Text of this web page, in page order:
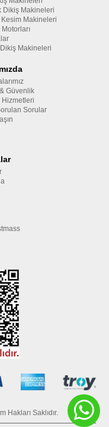
Dikiş Makineleri
Kesim Makineleri
Makineleri
Güvenlik
Hizmetleri
Sorular
Saklıdır.